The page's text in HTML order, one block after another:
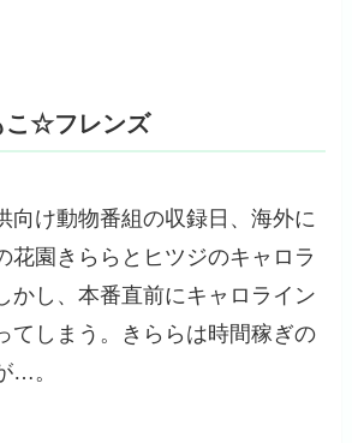
こ☆フレンズ
向け動物番組の収録日、海外に
花園きららとヒツジのキャロラ
かし、本番直前にキャロライン
てしまう。きららは時間稼ぎの
…。